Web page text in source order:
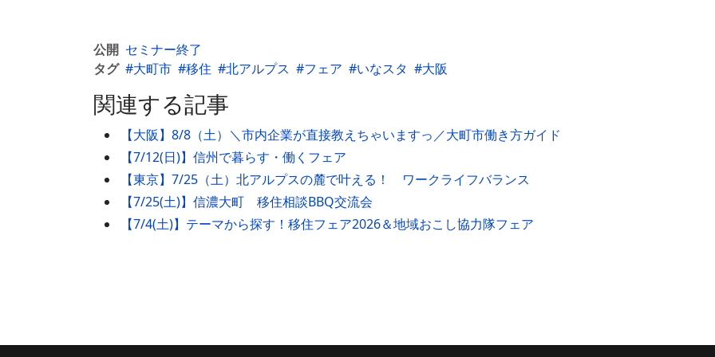
公開 セミナー終了
タグ
大町市 移住 北アルプス フェア いなスタ 大阪
関連する記事
【大阪】8/8（土）＼市内企業が直接教えちゃいますっ／大町市働き方ガイド
【7/12(日)】信州で暮らす・働くフェア
【東京】7/25（土）北アルプスの麓で叶える！ ワークライフバランス
【7/25(土)】信濃大町 移住相談BBQ交流会
【7/4(土)】テーマから探す！移住フェア2026＆地域おこし協力隊フェア